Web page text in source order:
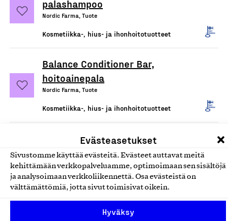
Evästeasetukset
Sivustomme käyttää evästeitä. Evästeet auttavat meitä
kehittämään verkkopalveluamme, optimoimaan sen sisältöjä
ja analysoimaan verkkoliikennettä. Osa evästeistä on
välttämättömiä, jotta sivut toimisivat oikein.
Hyväksy
palashampoo
Nordic Farma, Tuote
Kosmetiikka-, hius- ja ihonhoitotuotteet
Balance Conditioner Bar,
hoitoainepala
Nordic Farma, Tuote
Kosmetiikka-, hius- ja ihonhoitotuotteet